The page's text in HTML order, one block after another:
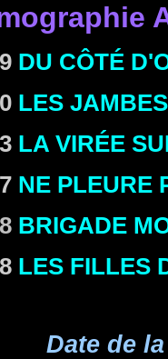
DU CÔTÉ
LES
LA VIRÉE
NE PLEURE
BRIGADE
LES FILLES
Date de